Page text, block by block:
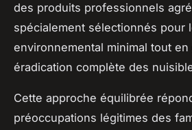
des produits professionnels
spécialement sélectionnés pour
environnemental minimal tout
éradication complète des
Cette approche équilibrée
préoccupations légitimes des